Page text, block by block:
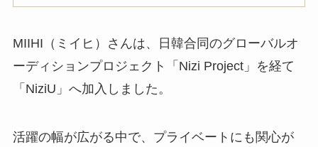
MIIHI（ミイヒ）さんは、日韓合同のグローバルオ
ーディションプロジェクト「Nizi Project」を経て
「NiziU」へ加入しました。
活躍の幅が広がる中で、プライベートにも関心が